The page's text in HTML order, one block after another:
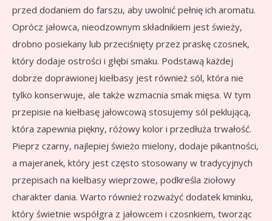
przed dodaniem do farszu, aby uwolnić pełnię ich aromatu.
Oprócz jałowca, nieodzownym składnikiem jest świeży,
drobno posiekany lub przeciśnięty przez praskę czosnek,
który dodaje ostrości i głębi smaku. Podstawą każdej
dobrze doprawionej kiełbasy jest również sól, która nie
tylko konserwuje, ale także wzmacnia smak mięsa. W tym
przepisie na kiełbasę jałowcową stosujemy sól peklującą,
która zapewnia piękny, różowy kolor i przedłuża trwałość.
Pieprz czarny, najlepiej świeżo mielony, dodaje pikantności,
a majeranek, który jest często stosowany w tradycyjnych
przepisach na kiełbasy wieprzowe, podkreśla ziołowy
charakter dania. Warto również rozważyć dodatek kminku,
który świetnie współgra z jałowcem i czosnkiem, tworząc